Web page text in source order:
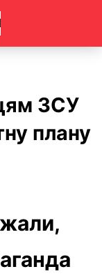
ЗСУ
плану